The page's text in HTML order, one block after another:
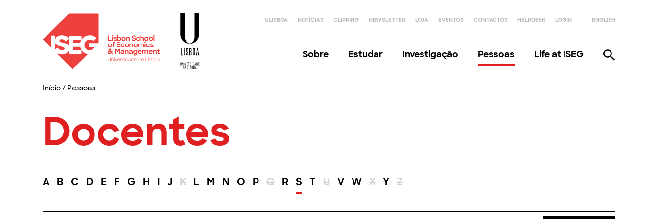
ULISBOA NOTÍCIAS CLIPPING NEWSLETTER LOJA EVENTOS CONTACTOS HELPDESK LOGIN ENGLISH
Sobre Estudar Investigação Pessoas Life at ISEG
Início/ Pessoas
Docentes
A B C D E F G H I J K L M N O P Q R S T U V W X Y Z